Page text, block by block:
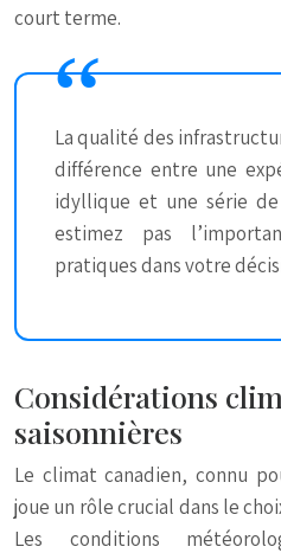
court terme.
La qualité des
différence entre une
idyllique et une série
estimez pas
pratiques dans votre
Considérations
saisonnières
Le climat canadien, connu
joue un rôle crucial dans le
Les conditions